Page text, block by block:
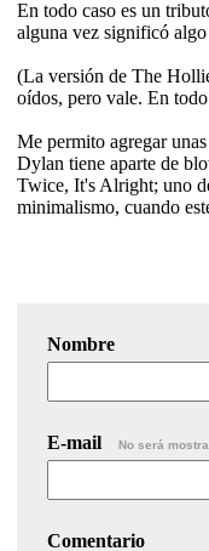
En todo caso es un
alguna vez significó
(La versión de The
oídos, pero vale. En
Me permito agregar
Dylan tiene aparte de
Twice, It's Alright; uno
minimalismo, cuando
Nombre
E-mail No será
Comentario